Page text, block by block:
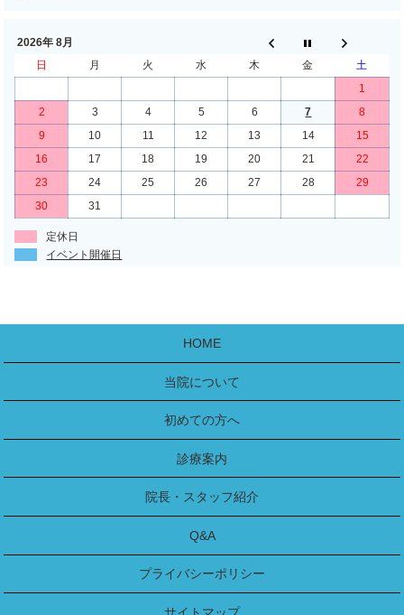
2026年 8月
日
月 火 水 木 金
土
1
2
3 4 5 6 7
8
9
10 11 12 13 14
15
16
17 18 19 20 21
22
23
24 25 26 27 28
29
30
31
定休日
イベント開催日
HOME
当院について
初めての方へ
診療案内
院長・スタッフ紹介
Q&A
プライバシーポリシー